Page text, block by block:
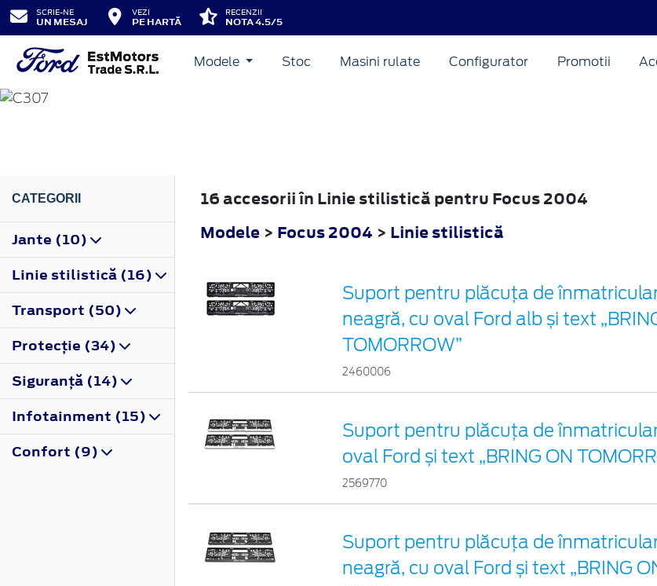
SCRIE-NE
UN MESAJ
VEZI
PE HARTĂ
RECENZII
NOTA 4.5/5
Modele Stoc Masini rulate Configurator Promotii
FOCUS
CATEGORII
Jante (10)
Linie stilistică (16)
Transport (50)
Protecţie (34)
Siguranţă (14)
Infotainment (15)
Confort (9)
16 accesorii în Linie stilistică pentru Focus 2004
Modele > Focus 2004 > Linie stilistică
Suport pentru plăcuța de
neagră, cu oval Ford alb și text
TOMORROW”
2460006
Suport pentru plăcuța de
oval Ford și text „BRING ON
2569770
Suport pentru plăcuța de
neagră, cu oval Ford și text „BRING